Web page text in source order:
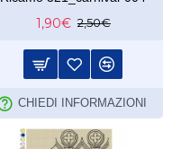
1,90€ 2,50€
CHIEDI INFORMAZIONI